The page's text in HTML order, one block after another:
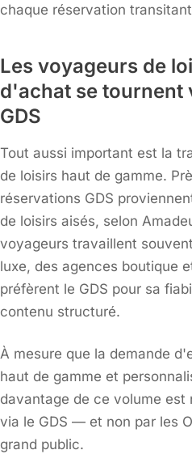
chaque réservation
Les voyageurs de
d'achat se tournent
GDS
Tout aussi important est la
de loisirs haut de gamme.
réservations GDS
de loisirs aisés, selon
voyageurs travaillent
luxe, des agences boutique
préfèrent le GDS pour sa
contenu structuré.
À mesure que la demande
haut de gamme et
davantage de ce volume est
via le GDS — et non par les
grand public.